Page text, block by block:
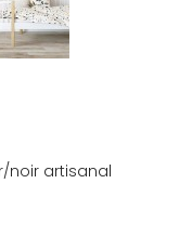
noir artisanal